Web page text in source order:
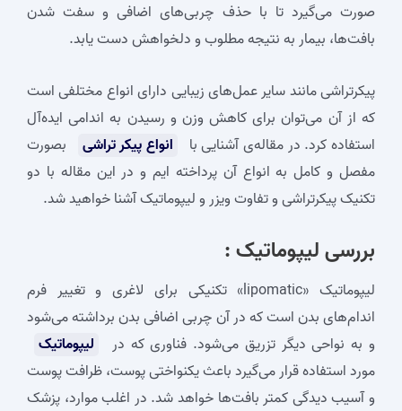
صورت می‌گیرد تا با حذف چربی‌های اضافی و سفت شدن
بافت‌ها، بیمار به نتیجه مطلوب و دلخواهش دست یابد.
پیکرتراشی مانند سایر عمل‌های زیبایی دارای انواع مختلفی است
که از آن می‌توان برای کاهش وزن و رسیدن به اندامی ایده‌آل
استفاده کرد. در مقاله‌ی آشنایی با
انواع پیکر تراشی
بصورت
مفصل و کامل به انواع آن پرداخته ایم و در این مقاله با دو
تکنیک پیکرتراشی و تفاوت ویزر و لیپوماتیک آشنا خواهید شد.
بررسی لیپوماتیک :
لیپوماتیک «lipomatic» تکنیکی برای لاغری و تغییر فرم
اندام‌های بدن است که در آن چربی اضافی بدن برداشته می‌شود
و به نواحی دیگر تزریق می‌شود. فناوری که در
لیپوماتیک
مورد استفاده قرار می‌گیرد باعث یکنواختی پوست، ظرافت پوست
و آسیب دیدگی کمتر بافت‌ها خواهد شد. در اغلب موارد، پزشک